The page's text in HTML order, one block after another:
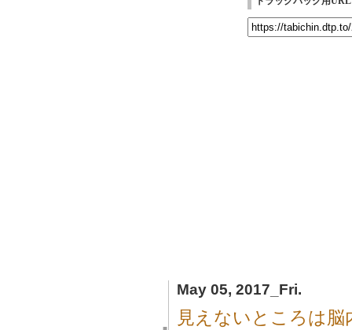
May 05, 2017_Fri.
■
見えないところは脳